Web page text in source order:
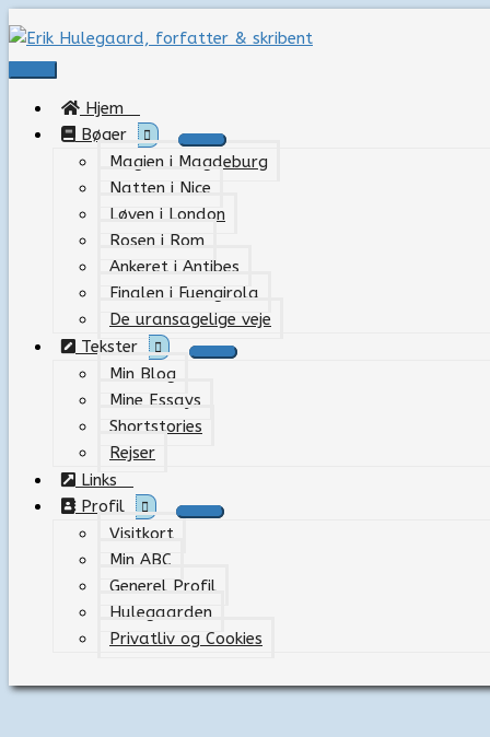
Gå
til
indholdet
Hovedmenu
Hjem
Bøger
Magien i Magdeburg
Natten i Nice
Løven i London
Rosen i Rom
Ankeret i Antibes
Finalen i Fuengirola
De uransagelige veje
Tekster
Min Blog
Mine Essays
Shortstories
Rejser
Links
Profil
Visitkort
Min ABC
Generel Profil
Hulegaarden
Privatliv og Cookies